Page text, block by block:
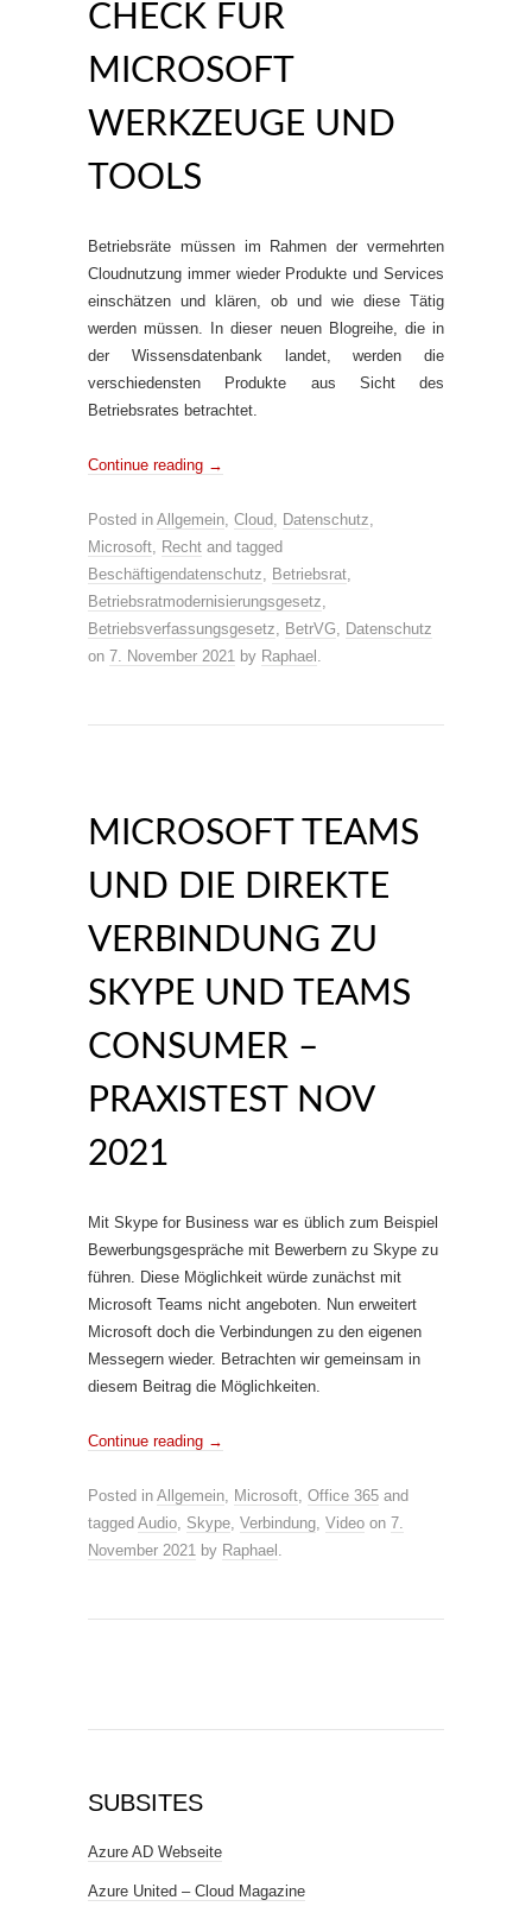
CHECK FÜR
MICROSOFT
WERKZEUGE UND
TOOLS
Betriebsräte müssen im Rahmen der vermehrten
Cloudnutzung immer wieder Produkte und Services
einschätzen und klären, ob und wie diese Tätig
werden müssen. In dieser neuen Blogreihe, die in
der Wissensdatenbank landet, werden die
verschiedensten Produkte aus Sicht des
Betriebsrates betrachtet.
Continue reading →
Posted in Allgemein, Cloud, Datenschutz,
Microsoft, Recht and tagged
Beschäftigendatenschutz, Betriebsrat,
Betriebsratmodernisierungsgesetz,
Betriebsverfassungsgesetz, BetrVG, Datenschutz
on 7. November 2021 by Raphael .
MICROSOFT TEAMS
UND DIE DIREKTE
VERBINDUNG ZU
SKYPE UND TEAMS
CONSUMER –
PRAXISTEST NOV
2021
Mit Skype for Business war es üblich zum Beispiel
Bewerbungsgespräche mit Bewerbern zu Skype zu
führen. Diese Möglichkeit würde zunächst mit
Microsoft Teams nicht angeboten. Nun erweitert
Microsoft doch die Verbindungen zu den eigenen
Messegern wieder. Betrachten wir gemeinsam in
diesem Beitrag die Möglichkeiten.
Continue reading →
Posted in Allgemein, Microsoft, Office 365 and
tagged Audio, Skype, Verbindung, Video on 7.
November 2021 by Raphael .
SUBSITES
Azure AD Webseite
Azure United – Cloud Magazine